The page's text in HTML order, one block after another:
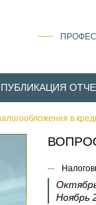
ПУБЛИКАЦИЯ
в
Ноябрь